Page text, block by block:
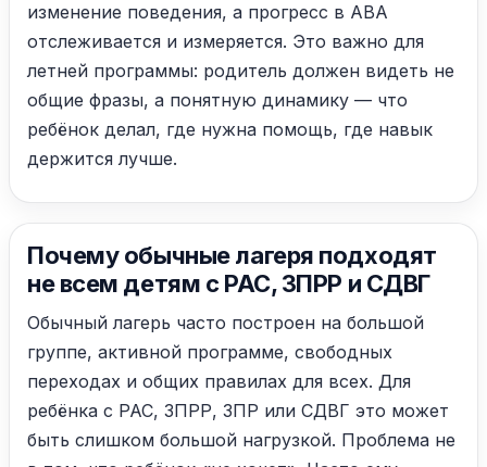
изменение поведения, а прогресс в ABA
отслеживается и измеряется. Это важно для
летней программы: родитель должен видеть не
общие фразы, а понятную динамику — что
ребёнок делал, где нужна помощь, где навык
держится лучше.
Почему обычные лагеря подходят
не всем детям с РАС, ЗПРР и СДВГ
Обычный лагерь часто построен на большой
группе, активной программе, свободных
переходах и общих правилах для всех. Для
ребёнка с РАС, ЗПРР, ЗПР или СДВГ это может
быть слишком большой нагрузкой. Проблема не